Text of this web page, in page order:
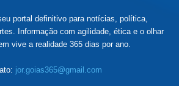
portal definitivo para notícias, política,
Informação com agilidade, ética e o olhar
vive a realidade 365 dias por ano.
jor.goias365@gmail.com